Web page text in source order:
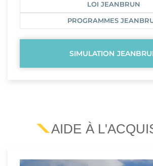
LOI JEANBRUN
PROGRAMMES
SIMULATION
AIDE À